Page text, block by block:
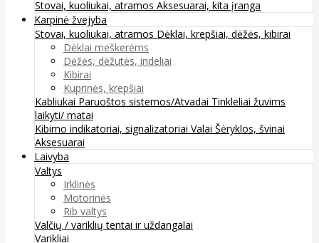
Stovai, kuoliukai, atramos Aksesuarai, kita įranga
Karpinė žvejyba
Stovai, kuoliukai, atramos Dėklai, krepšiai, dėžės, kibirai
Dėklai meškerėms
Dėžės, dėžutės, indeliai
Kibirai
Kuprinės, krepšiai
Kabliukai Paruoštos sistemos/Atvadai Tinkleliai žuvims
laikyti/ matai
Kibimo indikatoriai, signalizatoriai Valai Šėryklos, švinai
Aksesuarai
Laivyba
Valtys
Irklinės
Motorinės
Rib valtys
Valčių / variklių tentai ir uždangalai
Varikliai